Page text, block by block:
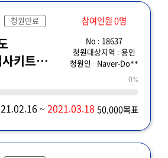
청원만료 참여인원 0명
키트
No : 18637
청원대상지역 : 용인
청원인 : Naver-Do**
0%
~2021.03.18 50,000목표